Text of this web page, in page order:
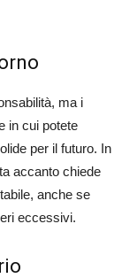
ma i
in cui potete
per il futuro. In
accanto chiede
anche se
eccessivi.